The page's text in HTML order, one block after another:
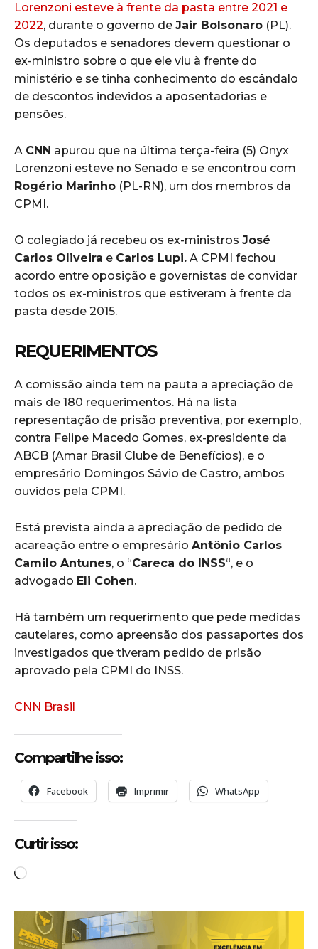
Lorenzoni esteve à frente da pasta entre 2021 e
2022, durante o governo de Jair Bolsonaro (PL).
Os deputados e senadores devem questionar o
ex-ministro sobre o que ele viu à frente do
ministério e se tinha conhecimento do escândalo
de descontos indevidos a aposentadorias e
pensões.
A CNN apurou que na última terça-feira (5) Onyx
Lorenzoni esteve no Senado e se encontrou com
Rogério Marinho (PL-RN), um dos membros da
CPMI.
O colegiado já recebeu os ex-ministros José
Carlos Oliveira e Carlos Lupi. A CPMI fechou
acordo entre oposição e governistas de convidar
todos os ex-ministros que estiveram à frente da
pasta desde 2015.
REQUERIMENTOS
A comissão ainda tem na pauta a apreciação de
mais de 180 requerimentos. Há na lista
representação de prisão preventiva, por exemplo,
contra Felipe Macedo Gomes, ex-presidente da
ABCB (Amar Brasil Clube de Benefícios), e o
empresário Domingos Sávio de Castro, ambos
ouvidos pela CPMI.
Está prevista ainda a apreciação de pedido de
acareação entre o empresário Antônio Carlos
Camilo Antunes, o “Careca do INSS“, e o
advogado Eli Cohen.
Há também um requerimento que pede medidas
cautelares, como apreensão dos passaportes dos
investigados que tiveram pedido de prisão
aprovado pela CPMI do INSS.
CNN Brasil
Compartilhe isso:
Facebook Imprimir WhatsApp
Curtir isso:
C
r
r
e